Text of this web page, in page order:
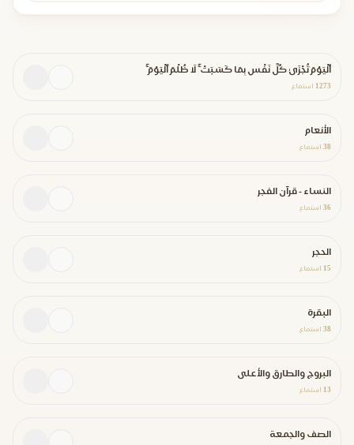
ٱلْيَوْمَ تُجْزَىٰ كُلُّ نَفْسٍ بِمَا كَسَبَتْ ۚ لَا ظُلْمَ ٱلْيَوْمَ ۚ
1273 استماع
الأنعام
38 استماع
النساء - قرآن الفجر
36 استماع
الحجر
15 استماع
البقرة
38 استماع
البروج والطارق والأعلى
13 استماع
الصف والجمعة